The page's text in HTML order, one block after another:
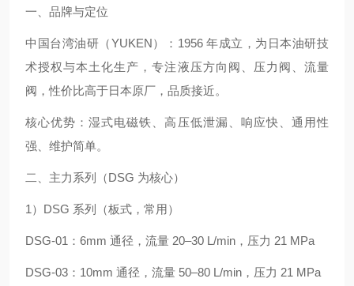
一、品牌与定位
中国台湾油研（YUKEN）：1956 年成立，为日本油研技
术授权与本土化生产，专注液压方向阀、压力阀、流量
阀，性价比高于日本原厂，品质接近。
核心优势：湿式电磁铁、高压低泄漏、响应快、通用性
强、维护简单。
二、主力系列（DSG 为核心）
1）DSG 系列（板式，常用）
DSG-01：6mm 通径，流量 20–30 L/min，压力 21 MPa
DSG-03：10mm 通径，流量 50–80 L/min，压力 21 MPa